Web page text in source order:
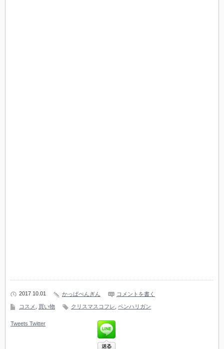
2017 10.01 かっぱぺんぎん コメントを書く
コスメ 買い物 クリスマスコフレ ペンハリガン
Tweets Twitter